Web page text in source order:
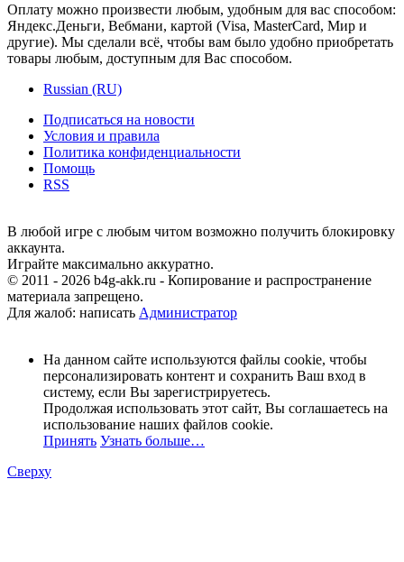
Оплату можно произвести любым, удобным для вас способом:
Яндекс.Деньги, Вебмани, картой (Visa, MasterCard, Мир и
другие). Мы сделали всё, чтобы вам было удобно приобретать
товары любым, доступным для Вас способом.
Russian (RU)
Подписаться на новости
Условия и правила
Политика конфиденциальности
Помощь
RSS
В любой игре с любым читом возможно получить блокировку
аккаунта.
Играйте максимально аккуратно.
© 2011 - 2026 b4g-akk.ru - Копирование и распространение
материала запрещено.
Для жалоб: написать Администратор
На данном сайте используются файлы cookie, чтобы
персонализировать контент и сохранить Ваш вход в
систему, если Вы зарегистрируетесь.
Продолжая использовать этот сайт, Вы соглашаетесь на
использование наших файлов cookie.
Принять Узнать больше…
Сверху